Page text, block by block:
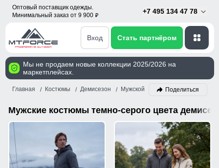
Оптовый поставщик одежды.
Минимальный заказ от 9 900 p
+7 495 134 47 78
Вход Стать партнёром
Мы не продаем новые коллекции 2025/2026 на
маркетплейсах.
Главная Костюмы Демисезон Мужской Темно-серый
Поделиться
Мужские костюмы темно-серого цвета